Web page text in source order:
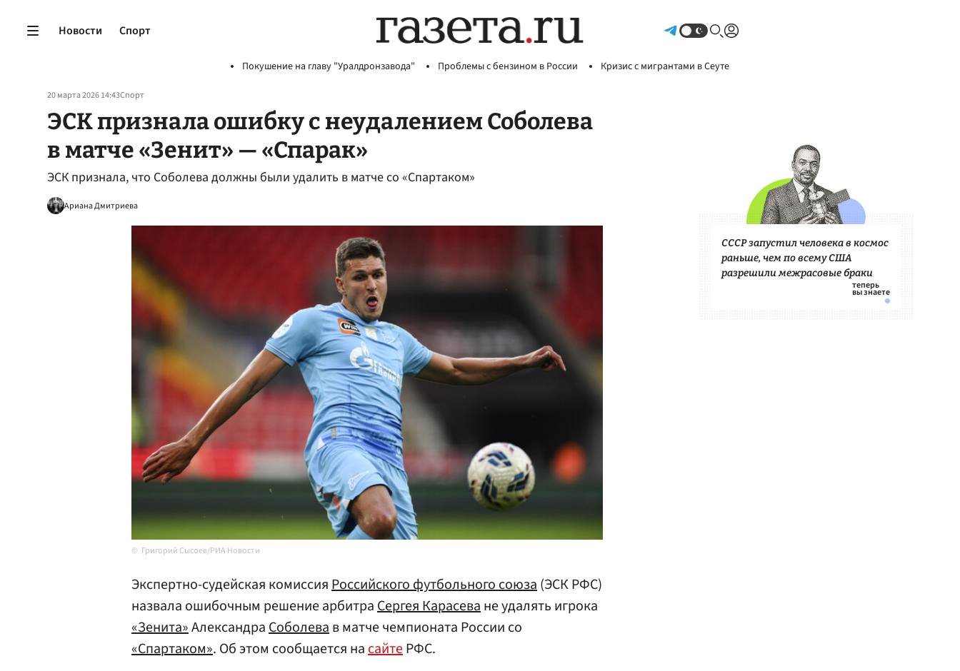
Новости Спорт
Покушение на главу "Уралдронзавода" Проблемы с бензином в России Кризис с мигрантами в Сеуте
20 марта 2026 14:43Спорт
ЭСК признала ошибку с неудалением Соболева
в матче «Зенит» — «Спарак»
ЭСК признала, что Соболева должны были удалить в матче со «Спартаком»
Ариана Дмитриева
Григорий Сысоев/РИА Новости
Экспертно-судейская комиссияРоссийского футбольного союза(ЭСК РФС)
назвала ошибочным решение арбитраСергея Карасеване удалять игрока
«Зенита»АлександраСоболевав матче чемпионата России со
«Спартаком». Об этом сообщается насайтеРФС.
СССР запустил человека в космос
раньше, чем по всему США
разрешили межрасовые браки